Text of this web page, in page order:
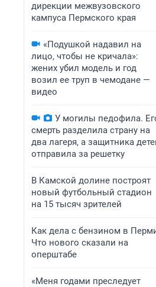
дирекции межвузовского
кампуса Пермского края
«Подушкой надавил на
лицо, чтобы не кричала»:
жених убил модель и год
возил ее труп в чемодане —
видео
У могилы педофила.
смерть разделила страну на
два лагеря, а защитника
отправила за решетку
В Камской долине построят
новый футбольный стадион
на 15 тысяч зрителей
Как дела с бензином в
Что нового сказали на
оперштабе
«Меня годами преследует